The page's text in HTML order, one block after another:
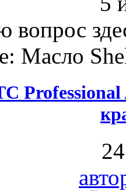
вопрос
Масло